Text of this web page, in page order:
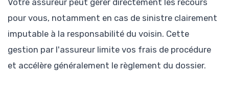
pour vous, notamment en cas de sinistre clairement
imputable à la responsabilité du voisin. Cette
gestion par l'assureur limite vos frais de procédure
et accélère généralement le règlement du dossier.